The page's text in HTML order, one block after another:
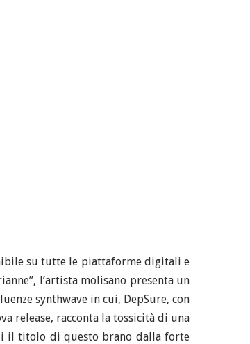
su tutte le piattaforme digitali e
l’artista molisano presenta un
synthwave in cui, DepSure, con
release, racconta la tossicità di una
il titolo di questo brano dalla forte